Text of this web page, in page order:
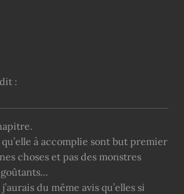
dit :
à accomplie sont but premier
choses et pas des monstres
du même avis qu’elles si